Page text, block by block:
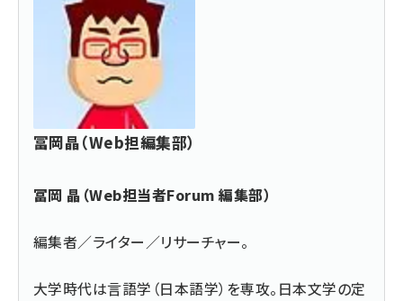
冨岡晶（Web担編集部）
冨岡 晶（Web担当者Forum 編集部）
編集者／ライター／リサーチャー。
大学時代は言語学（日本語学）を専攻。日本文学の定